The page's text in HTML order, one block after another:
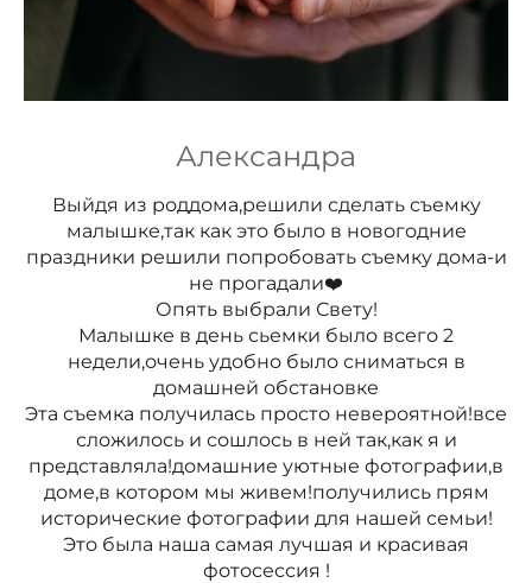
Александра
Выйдя из роддома,решили сделать съемку
малышке,так как это было в новогодние
праздники решили попробовать съемку дома-и
не прогадали❤️
Опять выбрали Свету!
Малышке в день сьемки было всего 2
недели,очень удобно было сниматься в
домашней обстановке
Эта съемка получилась просто невероятной!все
сложилось и сошлось в ней так,как я и
представляла!домашние уютные фотографии,в
доме,в котором мы живем!получились прям
исторические фотографии для нашей семьи!
Это была наша самая лучшая и красивая
фотосессия !